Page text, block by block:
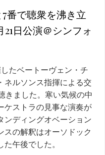
番で聴衆を沸き立
21日公演＠シンフォ
たベートーヴェン・チ
ネルソンス指揮による交
きました。寒い気候の中
ケストラの見事な演奏が
ンディングオベーション
スの解釈はオーソドック
午後でした。